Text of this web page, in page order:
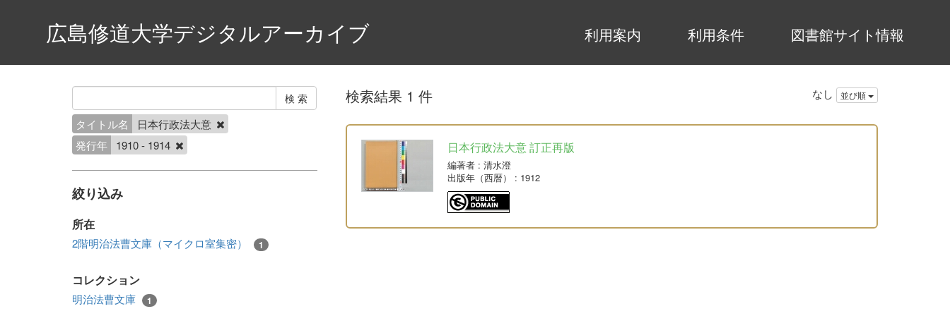
利用案内 利用条件 図書館サイト情報
広島修道大学デジタルアーカイブ
タイトル名
日本行政法大意
発行年
1910 - 1914
絞り込み
所在
2階明治法曹文庫（マイクロ室集密） 1
コレクション
明治法曹文庫 1
検索結果 1 件 なし 並び順
日本行政法大意 訂正再版
編著者: 清水澄
出版年（西暦）
: 1912